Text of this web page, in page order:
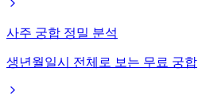
사주 궁합 정밀 분석
생년월일시 전체로 보는 무료 궁합